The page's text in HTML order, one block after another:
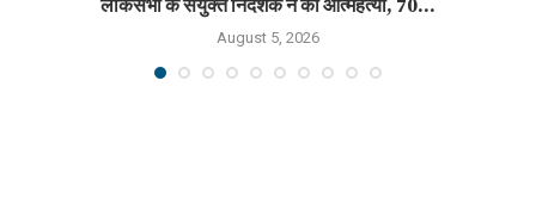
लोकसभा के संयुक्त निदेशक ने की आत्महत्या, 70...
August 5, 2026